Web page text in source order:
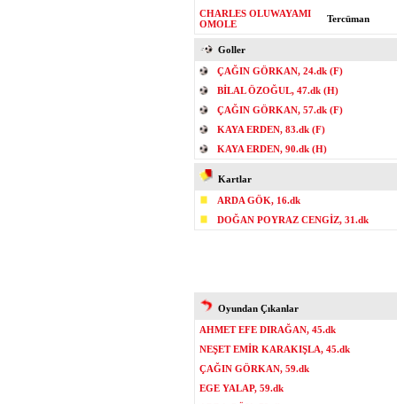
CHARLES OLUWAYAMI
OMOLE
Tercüman
Goller
ÇAĞIN GÖRKAN, 24.dk (F)
BİLAL ÖZOĞUL, 47.dk (H)
ÇAĞIN GÖRKAN, 57.dk (F)
KAYA ERDEN, 83.dk (F)
KAYA ERDEN, 90.dk (H)
Kartlar
ARDA GÖK, 16.dk
DOĞAN POYRAZ CENGİZ, 31.dk
Oyundan Çıkanlar
AHMET EFE DIRAĞAN, 45.dk
NEŞET EMİR KARAKIŞLA, 45.dk
ÇAĞIN GÖRKAN, 59.dk
EGE YALAP, 59.dk